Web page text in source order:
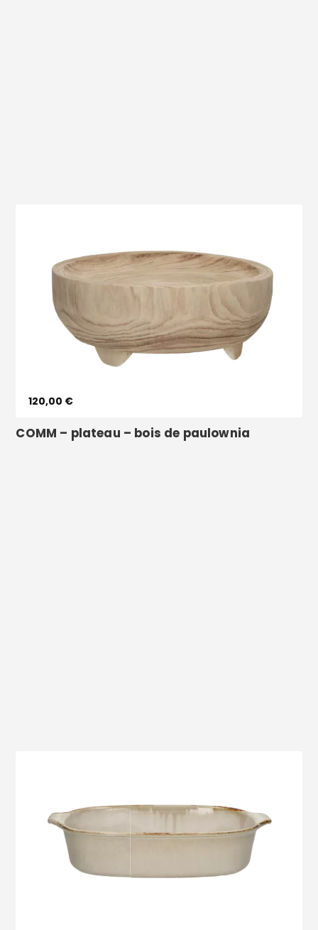
120,00 €
Voir le produit
COMM – plateau – bois de paulownia